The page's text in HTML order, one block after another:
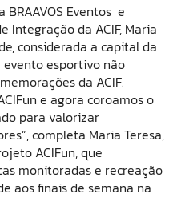
Eventos e
Integração da ACIF, Maria
considerada a capital da
esportivo não
da ACIF.
e agora coroamos o
para valorizar
completa Maria Teresa,
ACIFun, que
monitoradas e recreação
aos finais de semana na